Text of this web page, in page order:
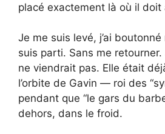
placé exactement là où il doit
Je me suis levé, j’ai
suis parti. Sans me retourner.
ne viendrait pas. Elle était
l’orbite de Gavin — roi des
pendant que “le gars du
dehors, dans le froid.